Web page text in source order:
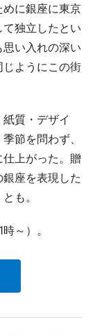
に銀座に東京
独立したとい
い入れの深い
ようにこの街
質・デザイ
節を問わず、
上がった。贈
座を表現した
も。
～）。